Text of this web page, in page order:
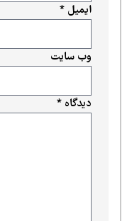
دیدگاه*
ایمیل*
وب‌ سایت